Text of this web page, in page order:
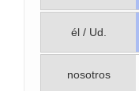
él / Ud.
nosotros